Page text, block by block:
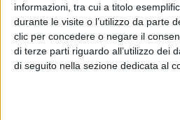
informazioni, tra cui a titolo
durante le visite o l’utilizzo da parte
clic per concedere o negare il
di terze parti riguardo all’utilizzo dei
di seguito nella sezione dedicata al